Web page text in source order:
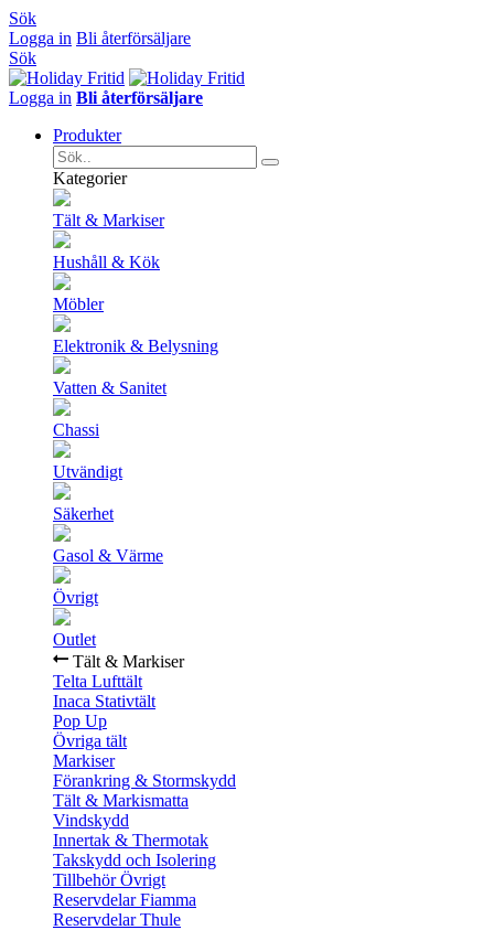
Sök
Logga in Bli återförsäljare
Sök
Logga in Bli återförsäljare
Produkter
Kategorier
Tält & Markiser
Hushåll & Kök
Möbler
Elektronik & Belysning
Vatten & Sanitet
Chassi
Utvändigt
Säkerhet
Gasol & Värme
Övrigt
Outlet
Tält & Markiser
Telta Lufttält
Inaca Stativtält
Pop Up
Övriga tält
Markiser
Förankring & Stormskydd
Tält & Markismatta
Vindskydd
Innertak & Thermotak
Takskydd och Isolering
Tillbehör Övrigt
Reservdelar Fiamma
Reservdelar Thule